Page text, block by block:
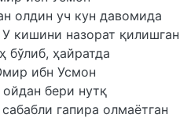
олдин уч кун давомида
кишини назорат қилишган
бўлиб, ҳайратда
ибн Усмон
бери нутқ
гапира олмаётган